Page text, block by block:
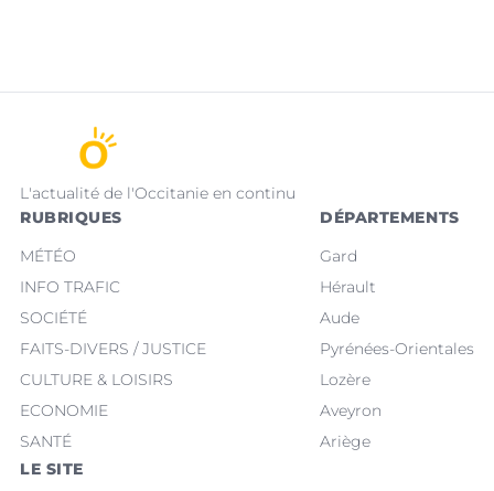
L'actualité de l'Occitanie en continu
RUBRIQUES
MÉTÉO
INFO TRAFIC
SOCIÉTÉ
FAITS-DIVERS / JUSTICE
CULTURE & LOISIRS
ECONOMIE
SANTÉ
DÉPARTEMENTS
Gard
Hérault
Aude
Pyrénées-Orientales
Lozère
Aveyron
Ariège
LE SITE